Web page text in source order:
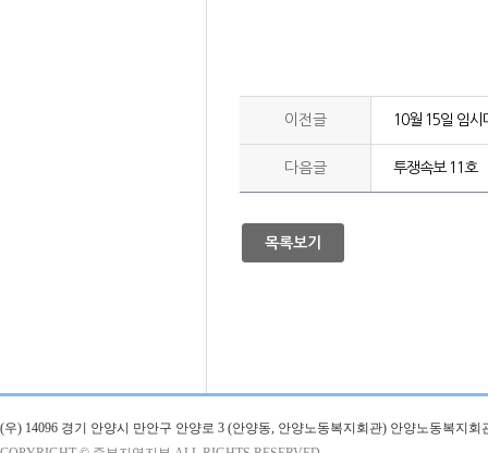
이전글 10월 15일 임시
다음글 투쟁속보 11호
목록보기
(우) 14096 경기 안양시 만안구 안양로 3 (안양동, 안양노동복지회관) 안양노동복지회